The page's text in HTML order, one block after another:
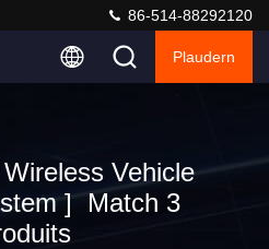
86-514-88292120
Plaudern
Vehicle
] Match 3